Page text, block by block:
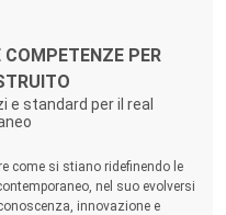
PER
e standard per il real
come si stiano ridefinendo le
nel suo evolversi
innovazione e